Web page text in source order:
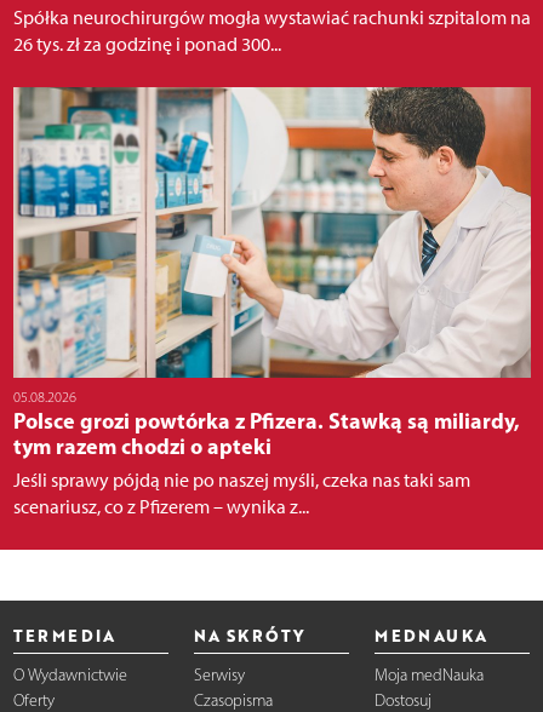
Spółka neurochirurgów mogła wystawiać rachunki szpitalom na
26 tys. zł za godzinę i ponad 300...
05.08.2026
Polsce grozi powtórka z Pfizera. Stawką są miliardy,
tym razem chodzi o apteki
Jeśli sprawy pójdą nie po naszej myśli, czeka nas taki sam
scenariusz, co z Pfizerem – wynika z...
TERMEDIA
O Wydawnictwie
Oferty
NA SKRÓTY
Serwisy
Czasopisma
MEDNAUKA
Moja medNauka
Dostosuj